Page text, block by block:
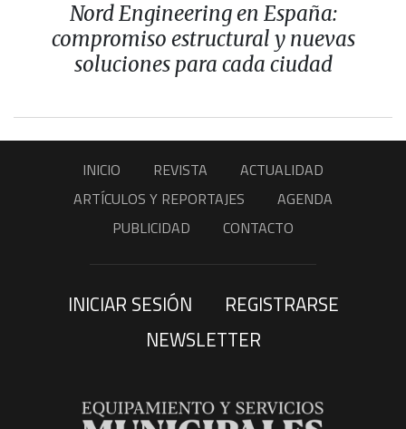
Nord Engineering en España:
compromiso estructural y nuevas
soluciones para cada ciudad
INICIO REVISTA
ACTUALIDAD
ARTÍCULOS Y REPORTAJES
AGENDA
PUBLICIDAD
CONTACTO
INICIAR SESIÓN
REGISTRARSE
NEWSLETTER